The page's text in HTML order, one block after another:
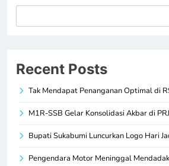
Recent Posts
Tak Mendapat Penanganan Optimal di
M1R-SSB Gelar Konsolidasi Akbar di
Bupati Sukabumi Luncurkan Logo Hari
Pengendara Motor Meninggal